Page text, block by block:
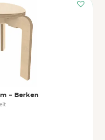
– Berken